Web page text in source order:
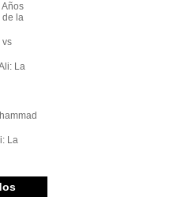
de la
vs
La
La